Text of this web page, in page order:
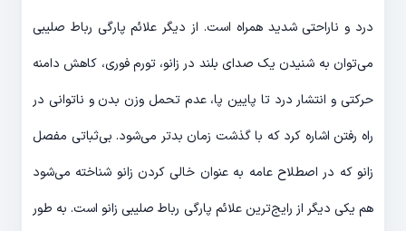
درد و ناراحتی شدید همراه است. از دیگر علائم پارگی رباط صلیبی
می‌توان به شنیدن یک صدای بلند در زانو، تورم فوری، کاهش دامنه
حرکتی و انتشار درد تا پایین پا، عدم تحمل وزن بدن و ناتوانی در
راه رفتن اشاره کرد که با گذشت زمان بدتر می‌شود. بی‌ثباتی مفصل
زانو که در اصطلاح عامه به عنوان خالی کردن زانو شناخته می‌شود
هم یکی دیگر از رایج‌ترین علائم پارگی رباط صلیبی زانو است. به طور